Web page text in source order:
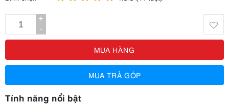
+
-
MUA HÀNG
MUA TRẢ GÓP
Tính năng nổi bật